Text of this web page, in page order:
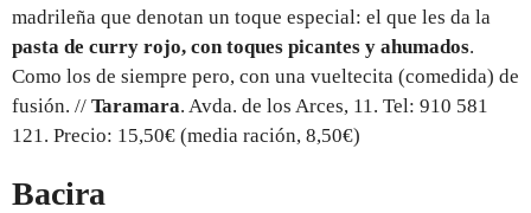
madrileña que denotan un toque especial: el que les da la
pasta de curry rojo, con toques picantes y ahumados.
Como los de siempre pero, con una vueltecita (comedida) de
fusión. // Taramara. Avda. de los Arces, 11. Tel: 910 581
121. Precio: 15,50€ (media ración, 8,50€)
Bacira